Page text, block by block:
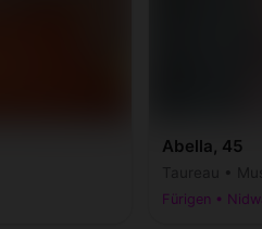
Abella, 45
Fürigen •